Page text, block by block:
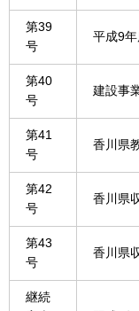
第39
号
平成9
第40
号
建設事
第41
号
香川県
第42
号
香川県
第43
号
香川県
継続